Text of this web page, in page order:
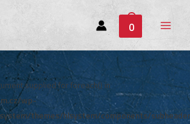
0
Main
Menu
supplied for foreach() in
wp-
themes/hlsystem/components/